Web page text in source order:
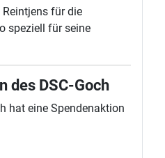
für die
speziell für seine
des DSC-Goch
hat eine Spendenaktion